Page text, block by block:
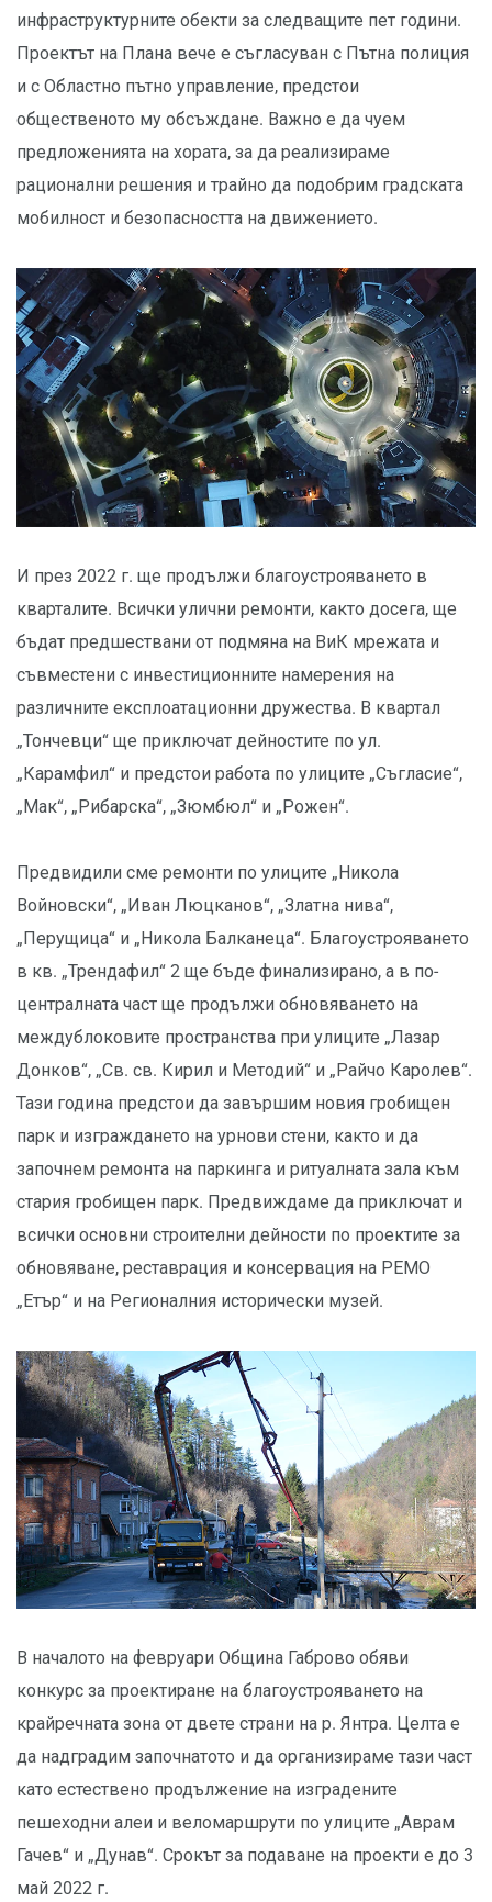
инфраструктурните обекти за следващите пет години.
Проектът на Плана вече е съгласуван с Пътна полиция
и с Областно пътно управление, предстои
общественото му обсъждане. Важно е да чуем
предложенията на хората, за да реализираме
рационални решения и трайно да подобрим градската
мобилност и безопасността на движението.
И през 2022 г. ще продължи благоустрояването в
кварталите. Всички улични ремонти, както досега, ще
бъдат предшествани от подмяна на ВиК мрежата и
съвместени с инвестиционните намерения на
различните експлоатационни дружества. В квартал
„Тончевци“ ще приключат дейностите по ул.
„Карамфил“ и предстои работа по улиците „Съгласие“,
„Мак“, „Рибарска“, „Зюмбюл“ и „Рожен“.
Предвидили сме ремонти по улиците „Никола
Войновски“, „Иван Люцканов“, „Златна нива“,
„Перущица“ и „Никола Балканеца“. Благоустрояването
в кв. „Трендафил“ 2 ще бъде финализирано, а в по-
централната част ще продължи обновяването на
междублоковите пространства при улиците „Лазар
Донков“, „Св. св. Кирил и Методий“ и „Райчо Каролев“.
Тази година предстои да завършим новия гробищен
парк и изграждането на урнови стени, както и да
започнем ремонта на паркинга и ритуалната зала към
стария гробищен парк. Предвиждаме да приключат и
всички основни строителни дейности по проектите за
обновяване, реставрация и консервация на РЕМО
„Етър“ и на Регионалния исторически музей.
В началото на февруари Община Габрово обяви
конкурс за проектиране на благоустрояването на
крайречната зона от двете страни на р. Янтра. Целта е
да надградим започнатото и да организираме тази част
като естествено продължение на изградените
пешеходни алеи и веломаршрути по улиците „Аврам
Гачев“ и „Дунав“. Срокът за подаване на проекти е до 3
май 2022 г.